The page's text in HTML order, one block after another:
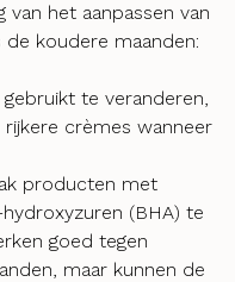
van het aanpassen van
koudere maanden:
te veranderen,
crèmes wanneer
producten met
(BHA) te
goed tegen
maar kunnen de